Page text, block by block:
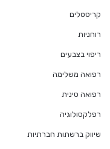
קריסטלים
רוחניות
ריפוי בצבעים
רפואה משלימה
רפואה סינית
רפלקסולוגיה
שיווק ברשתות חברתיות